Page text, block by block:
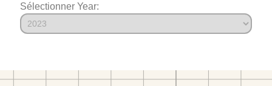
Sélectionner Year: